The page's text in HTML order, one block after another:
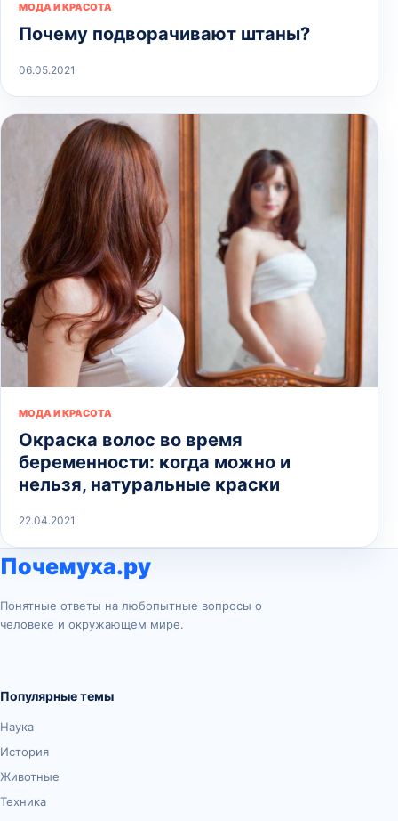
МОДА И КРАСОТА
Почему подворачивают штаны?
06.05.2021
МОДА И КРАСОТА
Окраска волос во время
беременности: когда можно и
нельзя, натуральные краски
22.04.2021
Почемуха.ру
Понятные ответы на любопытные вопросы о
человеке и окружающем мире.
Популярные темы
Наука
История
Животные
Техника